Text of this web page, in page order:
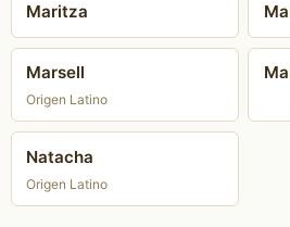
Maritza
Marsell
Origen Latino
Natacha
Origen Latino